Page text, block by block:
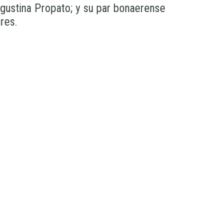
Propato; y su par bonaerense